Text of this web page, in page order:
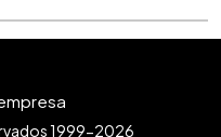
1999-2026